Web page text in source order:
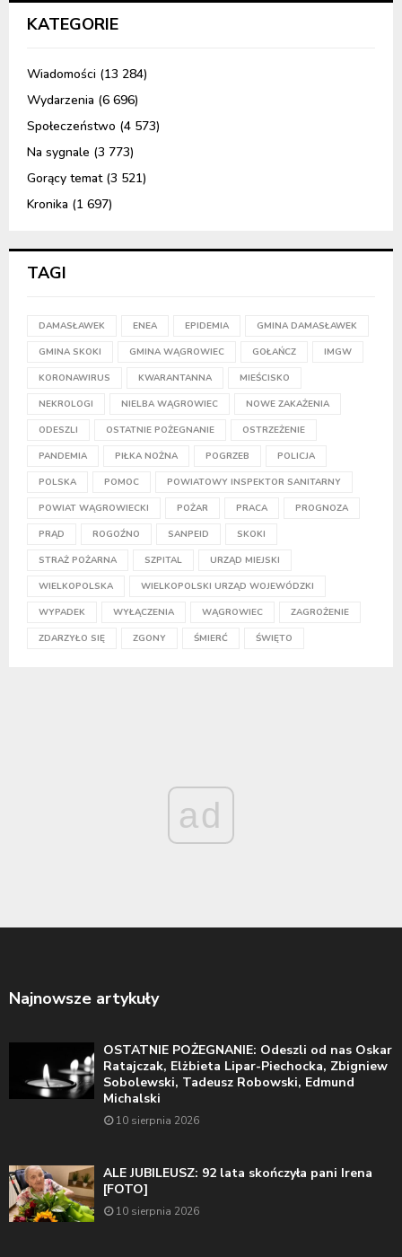
KATEGORIE
Wiadomości (13 284)
Wydarzenia (6 696)
Społeczeństwo (4 573)
Na sygnale (3 773)
Gorący temat(3 521)
Kronika (1 697)
TAGI
DAMASŁAWEK ENEA EPIDEMIA GMINA DAMASŁAWEK
GMINA SKOKI GMINA WĄGROWIEC GOŁAŃCZ IMGW
KORONAWIRUS KWARANTANNA MIEŚCISKO
NEKROLOGI NIELBA WĄGROWIEC NOWE ZAKAŻENIA
ODESZLI OSTATNIE POŻEGNANIE OSTRZEŻENIE
PANDEMIA PIŁKA NOŻNA POGRZEB POLICJA
POLSKA POMOC POWIATOWY INSPEKTOR SANITARNY
POWIAT WĄGROWIECKI POŻAR PRACA PROGNOZA
PRĄD ROGOŹNO SANPEID SKOKI
STRAŻ POŻARNA SZPITAL URZĄD MIEJSKI
WIELKOPOLSKA WIELKOPOLSKI URZĄD WOJEWÓDZKI
WYPADEK WYŁĄCZENIA WĄGROWIEC ZAGROŻENIE
ZDARZYŁO SIĘ ZGONY ŚMIERĆ ŚWIĘTO
ad
Najnowsze artykuły
OSTATNIE POŻEGNANIE: Odeszli od nas Oskar
Ratajczak, Elżbieta Lipar-Piechocka, Zbigniew
Sobolewski, Tadeusz Robowski, Edmund
Michalski
10 sierpnia 2026
ALE JUBILEUSZ: 92 lata skończyła pani Irena
[FOTO]
10 sierpnia 2026